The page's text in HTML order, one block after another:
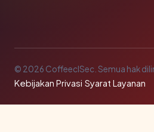
© 2026 CoffeeclSec. Semua hak
Kebijakan Privasi·Syarat Layanan